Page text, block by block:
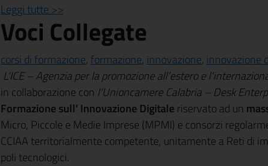
Leggi tutte >>
Voci Collegate
corsi di formazione, formazione, innovazione, innovazione
L'ICE – Agenzia per la promozione all’estero e
in collaborazione con l’Unioncamere Calabria – Desk
Formazione sull’ Innovazione Digitale riservato ad un
Micro, Piccole e Medie Imprese (MPMI) e consorzi
CCIAA territorialmente competente, unitamente a Reti di
poli tecnologici.